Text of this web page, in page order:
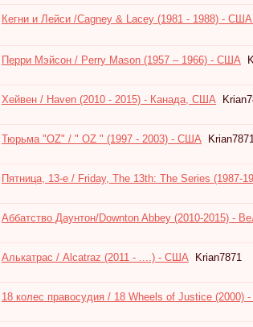
Кегни и Лейси /Cagney & Lacey (1981 - 1988) - США
Перри Мэйсон / Perry Mason (1957 – 1966) - США
Хейвен / Haven (2010 - 2015) - Канада, США
Тюрьма "OZ" / " OZ " (1997 - 2003) - США
Пятница, 13-е / Friday, The 13th: The Series (1987-
Аббатство Даунтон/Downton Abbey (2010-2015) -
Алькатрас / Alcatraz (2011 - ....) - США Krian7871
18 колес правосудия / 18 Wheels of Justice (2000)